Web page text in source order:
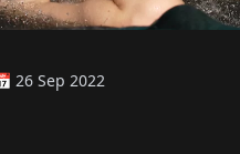
26 Sep 2022